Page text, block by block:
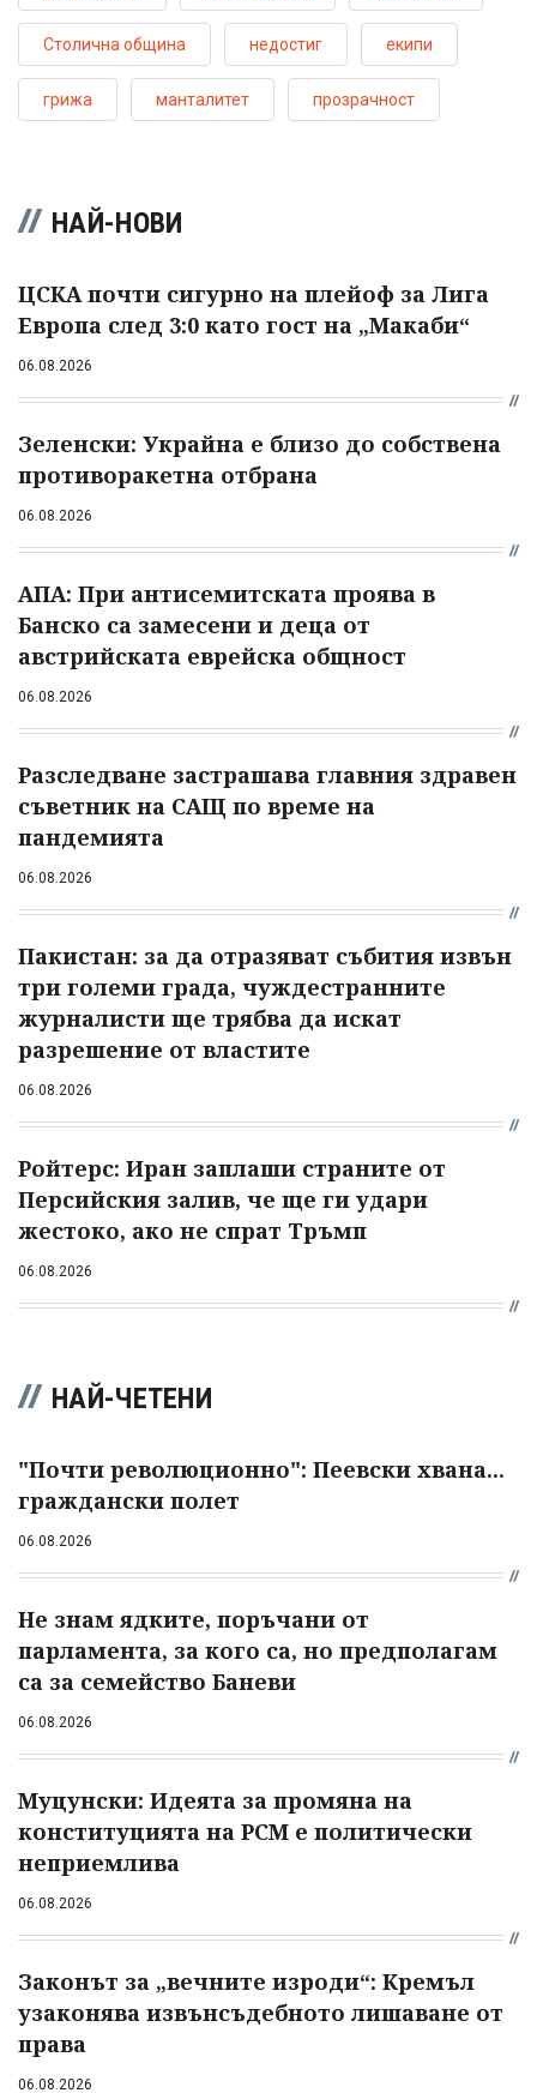
Столична община недостиг екипи
грижа манталитет прозрачност
НАЙ-НОВИ
ЦСКА почти сигурно на плейоф за Лига
Европа след 3:0 като гост на „Макаби“
06.08.2026
Зеленски: Украйна е близо до собствена
противоракетна отбрана
06.08.2026
АПА: При антисемитската проява в
Банско са замесени и деца от
австрийската еврейска общност
06.08.2026
Разследване застрашава главния здравен
съветник на САЩ по време на
пандемията
06.08.2026
Пакистан: за да отразяват събития извън
три големи града, чуждестранните
журналисти ще трябва да искат
разрешение от властите
06.08.2026
Ройтерс: Иран заплаши страните от
Персийския залив, че ще ги удари
жестоко, ако не спрат Тръмп
06.08.2026
НАЙ-ЧЕТЕНИ
"Почти революционно": Пеевски хвана...
граждански полет
06.08.2026
Не знам ядките, поръчани от
парламента, за кого са, но предполагам
са за семейство Баневи
06.08.2026
Муцунски: Идеята за промяна на
конституцията на РСМ е политически
неприемлива
06.08.2026
Законът за „вечните изроди“: Кремъл
узаконява извънсъдебното лишаване от
права
06.08.2026